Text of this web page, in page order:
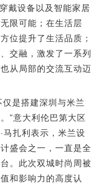
戴设备以及智能家居
限可能；在生活层
位提升了生活品质；
交融，激发了一系列
从局部的交流互动迈
是搭建深圳与米兰
”意大利伦巴第大区
马扎利表示，米兰设
盛会之一，一直是全
。此次双城时尚周被
和影响力的高度认